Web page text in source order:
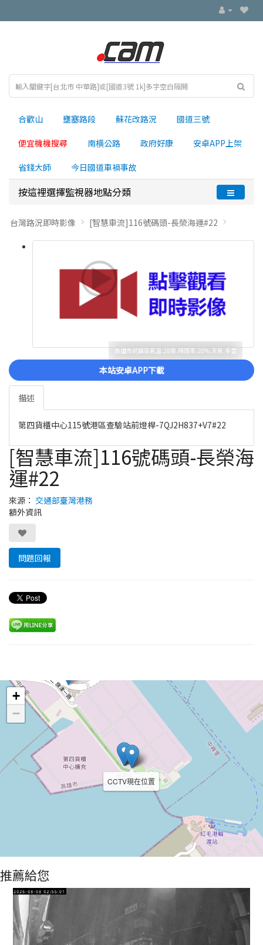
合歡山 壅塞路段 蘇花改路況 國道三號
便宜機機搜尋 南横公路 政府好康 安卓APP上架
省錢大師 今日國道車禍事故
按這裡選擇監視器地點分類
台灣路況即時影像 [智慧車流]116號碼頭-長榮海運#22
高雄市前鎮區氣溫:28度.降雨率:20%.天氣:多雲
本站安卓APP下載
描述
第四貨櫃中心115號港區查驗站前燈桿-7QJ2H837+V7#22
[智慧車流]116號碼頭-長榮海
運#22
來源： 交通部臺灣港務
額外資訊
問題回報
CCTV現在位置
+
−
推薦給您